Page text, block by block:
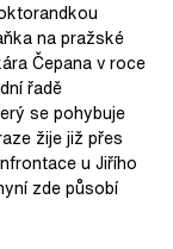
na pražské
Čepana v roce
řadě
se pohybuje
žije již přes
u Jiřího
zde působí